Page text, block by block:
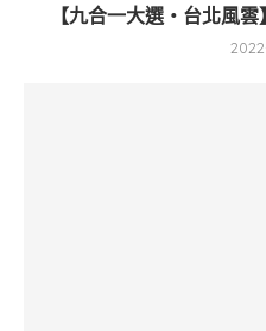
【九合一大選・台北風